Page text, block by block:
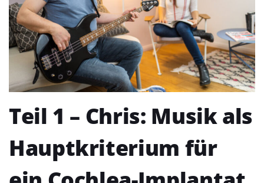
Teil 1 – Chris: Musik als
Hauptkriterium für